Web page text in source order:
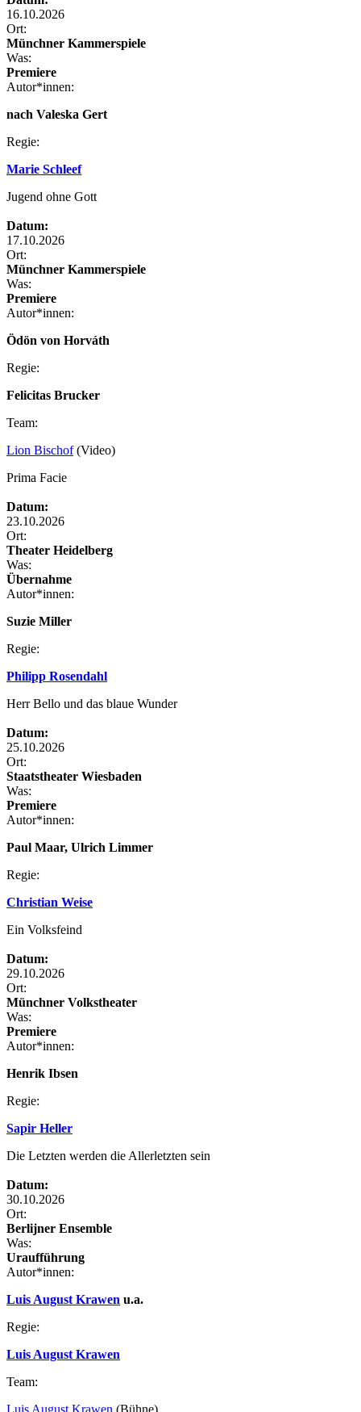
16.10.2026
Ort:
Münchner Kammerspiele
Was:
Premiere
Autor*innen:
nach Valeska Gert
Regie:
Marie Schleef
Jugend ohne Gott
Datum:
17.10.2026
Ort:
Münchner Kammerspiele
Was:
Premiere
Autor*innen:
Ödön von Horváth
Regie:
Felicitas Brucker
Team:
Lion Bischof(Video)
Prima Facie
Datum:
23.10.2026
Ort:
Theater Heidelberg
Was:
Übernahme
Autor*innen:
Suzie Miller
Regie:
Philipp Rosendahl
Herr Bello und das blaue Wunder
Datum:
25.10.2026
Ort:
Staatstheater Wiesbaden
Was:
Premiere
Autor*innen:
Paul Maar, Ulrich Limmer
Regie:
Christian Weise
Ein Volksfeind
Datum:
29.10.2026
Ort:
Münchner Volkstheater
Was:
Premiere
Autor*innen:
Henrik Ibsen
Regie:
Sapir Heller
Die Letzten werden die Allerletzten sein
Datum:
30.10.2026
Ort:
Berlijner Ensemble
Was:
Uraufführung
Autor*innen:
Luis August Krawen u.a.
Regie:
Luis August Krawen
Team: